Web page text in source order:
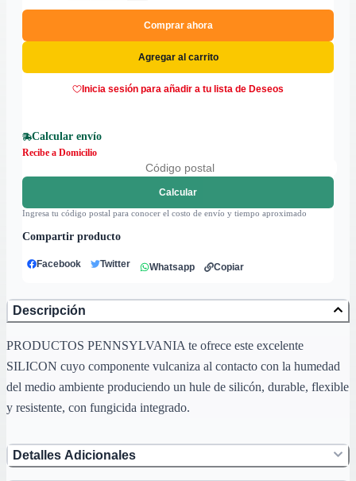
Comprar ahora
Agregar al carrito
Inicia sesión para añadir a tu lista de Deseos
Calcular envío
Recibe a Domicilio
Calcular
Ingresa tu código postal para conocer el costo de envío y tiempo aproximado
Compartir producto
Facebook Twitter Whatsapp Copiar
Descripción
PRODUCTOS PENNSYLVANIA te ofrece este excelente
SILICON cuyo componente vulcaniza al contacto con la humedad
del medio ambiente produciendo un hule de silicón, durable, flexible
y resistente, con fungicida integrado.
Detalles Adicionales